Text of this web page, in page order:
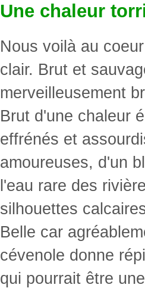
Une chaleur
Nous voilà au
clair. Brut et
merveilleusement
Brut d'une chaleur
effrénés et
amoureuses, d'un
l'eau rare des
silhouettes
Belle car
cévenole donne
qui pourrait être